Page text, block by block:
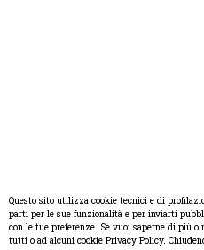
Questo sito utilizza cookie tecnici e di
parti per le sue funzionalità e per inviarti
con le tue preferenze. Se vuoi saperne di più o
tutti o ad alcuni cookie Privacy Policy.